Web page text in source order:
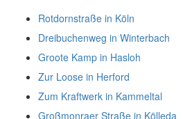
Rotdornstraße in Köln
Dreibuchenweg in Winterbach
Groote Kamp in Hasloh
Zur Loose in Herford
Zum Kraftwerk in Kammeltal
Großmonraer Straße in Kölleda